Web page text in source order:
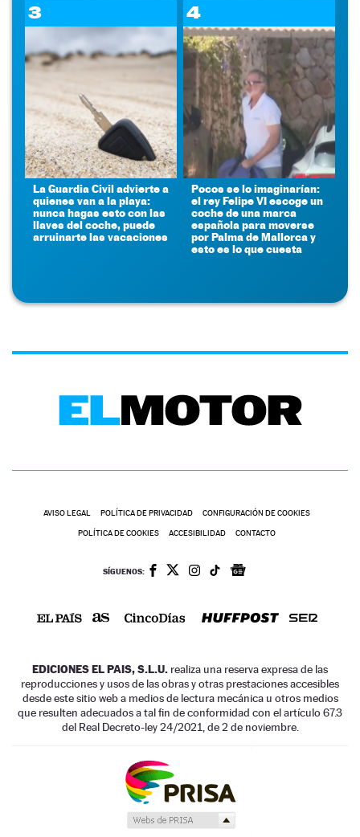
3
La Guardia Civil advierte a
quienes van a la playa:
nunca hagas esto con las
llaves del coche, puede
arruinarte las vacaciones
4
Pocos se lo imaginarían:
el rey Felipe VI escoge un
coche de una marca
española para moverse
por Palma de Mallorca y
esto es lo que cuesta
AVISO LEGAL POLÍTICA DE PRIVACIDAD CONFIGURACIÓN DE COOKIES
POLÍTICA DE COOKIES ACCESIBILIDAD CONTACTO
SÍGUENOS:
EDICIONES EL PAIS, S.L.U. realiza una reserva expresa de las
reproducciones y usos de las obras y otras prestaciones accesibles
desde este sitio web a medios de lectura mecánica u otros medios
que resulten adecuados a tal fin de conformidad con el artículo 67.3
del Real Decreto-ley 24/2021, de 2 de noviembre.